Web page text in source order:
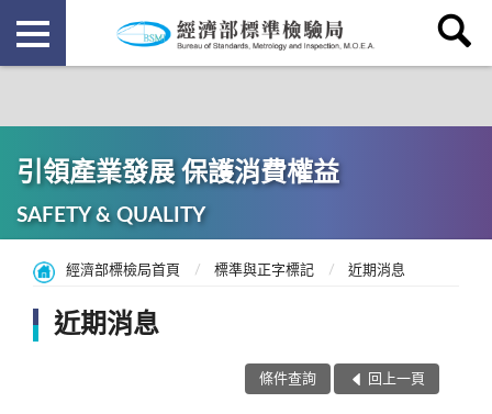
引領產業發展 保護消費權益
SAFETY & QUALITY
經濟部標檢局首頁 標準與正字標記 近期消息
近期消息
條件查詢 回上一頁